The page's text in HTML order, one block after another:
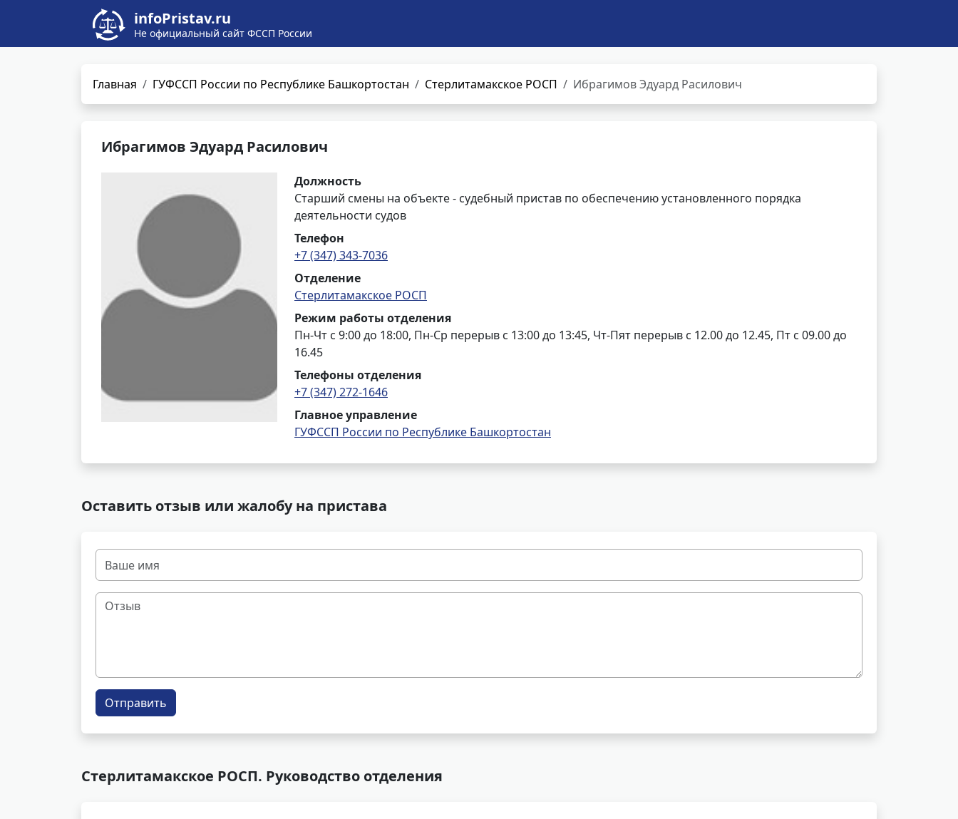
infoPristav.ru
Не официальный сайт ФССП России
Главная ГУФССП России по Республике Башкортостан Стерлитамакское РОСП Ибрагимов Эдуард Расилович
Ибрагимов Эдуард Расилович
Должность
Старший смены на объекте - судебный пристав по обеспечению установленного порядка
деятельности судов
Телефон
+7 (347) 343-7036
Отделение
Стерлитамакское РОСП
Режим работы отделения
Пн-Чт с 9:00 до 18:00, Пн-Ср перерыв с 13:00 до 13:45, Чт-Пят перерыв с 12.00 до 12.45, Пт с 09.00 до
16.45
Телефоны отделения
+7 (347) 272-1646
Главное управление
ГУФССП России по Республике Башкортостан
Оставить отзыв или жалобу на пристава
Отправить
Стерлитамакское РОСП. Руководство отделения